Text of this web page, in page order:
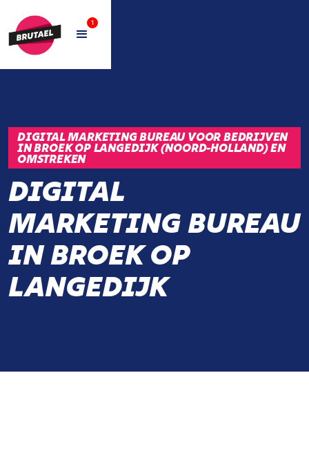
1
DIGITAL MARKETING BUREAU VOOR BEDRIJVEN
IN BROEK OP LANGEDIJK (NOORD-HOLLAND) EN
OMSTREKEN
DIGITAL
MARKETING BUREAU
IN BROEK OP
LANGEDIJK